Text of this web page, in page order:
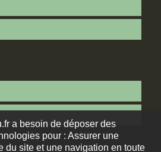
a besoin de déposer des
pour : Assurer une
du site et une navigation en toute